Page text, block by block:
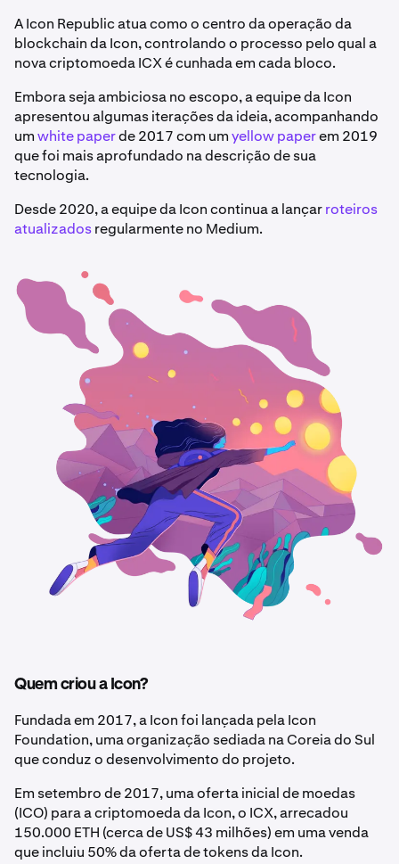
A Icon Republic atua como o centro da operação da
blockchain da Icon, controlando o processo pelo qual a
nova criptomoeda ICX é cunhada em cada bloco.
Embora seja ambiciosa no escopo, a equipe da Icon
apresentou algumas iterações da ideia, acompanhando
umwhite paperde 2017 com umyellow paperem 2019
que foi mais aprofundado na descrição de sua
tecnologia.
Desde 2020, a equipe da Icon continua a lançarroteiros
atualizadosregularmente no Medium.
Quem criou a Icon?
Fundada em 2017, a Icon foi lançada pela Icon
Foundation, uma organização sediada na Coreia do Sul
que conduz o desenvolvimento do projeto.
Em setembro de 2017, uma oferta inicial de moedas
(ICO) para a criptomoeda da Icon, o ICX, arrecadou
150.000 ETH (cerca de US$ 43 milhões) em uma venda
que incluiu 50% da oferta de tokens da Icon.